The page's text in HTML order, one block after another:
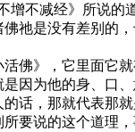
不减经》所说
祂是没有差别的
》，它里面它
因为他的身、口
话，那就代表那
要说的这个道理